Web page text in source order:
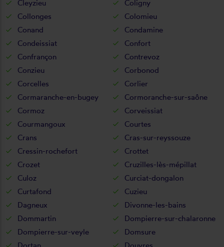
Cleyzieu
Coligny
Collonges
Colomieu
Conand
Condamine
Condeissiat
Confort
Confrançon
Contrevoz
Conzieu
Corbonod
Corcelles
Corlier
Cormaranche-en-bugey
Cormoranche-sur-saône
Cormoz
Corveissiat
Courmangoux
Courtes
Crans
Cras-sur-reyssouze
Cressin-rochefort
Crottet
Crozet
Cruzilles-lès-mépillat
Culoz
Curciat-dongalon
Curtafond
Cuzieu
Dagneux
Divonne-les-bains
Dommartin
Dompierre-sur-chalaronne
Dompierre-sur-veyle
Domsure